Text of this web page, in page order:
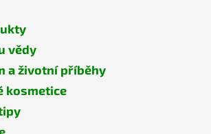
vědy
a životní příběhy
kosmetice